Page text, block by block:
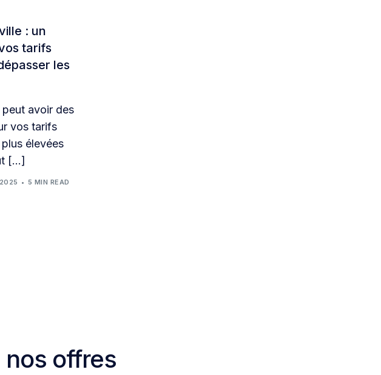
: un
tarifs
les
avoir des
vos tarifs
élevées
[…]
5 MIN READ
nos offres